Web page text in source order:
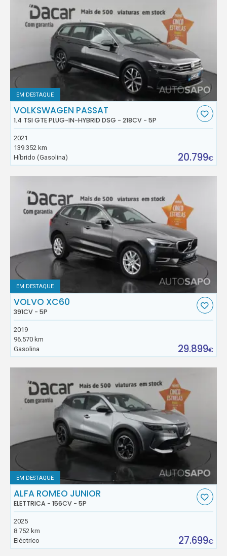
EM DESTAQUE
VOLKSWAGEN PASSAT
1.4 TSI GTE PLUG-IN-HYBRID DSG - 218CV - 5P
2021
139.352 km
Híbrido (Gasolina)
20.799€
EM DESTAQUE
VOLVO XC60
391CV - 5P
2019
96.570 km
Gasolina
29.899€
EM DESTAQUE
ALFA ROMEO JUNIOR
ELETTRICA - 156CV - 5P
2025
8.752 km
Eléctrico
27.699€